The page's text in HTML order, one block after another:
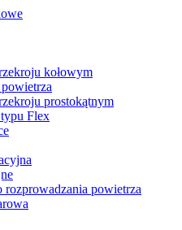
kołowym
prostokątnym
Flex
rozprowadzania powietrza